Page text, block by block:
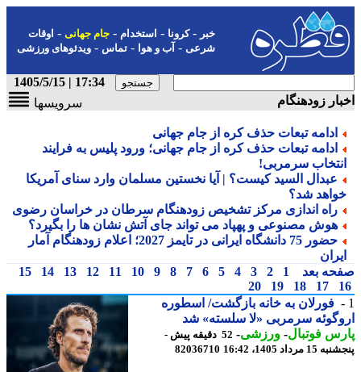
-کرونا-استخدام- جام جهانی-اوقات
شرعی-آب و هوا-تماس-ویدئوهای ورزشی
17:34 | 1405/5/15
زودهنگام
سرویسها
ادامه تبعات حذف کره از جام جهانی
ادامه تبعات حذف کره از جام جهانی؛ ورود پلیس به فرایند
سرمربی!
عبدال السید کیست؟ | آیا نخستین مسلمان وارد سنای آمریکا
شد؟
راه اندازی مرکز تشخیص زودهنگام سرطان در خراسان رضوی
هوش مصنوعی و پهپاد می تواند جای آتش نشان ها را بگیرد؟
حضور 75 دانشگاه ایرانی در تایمز 2027؛ اعلام زودهنگام آمار
بعد
1
2
3
4
5
6
7
8
9
10
11
12
13
14
15
17
18
19
20
فورلان به خانه بازگشت/ اسطوره
سرمربی «لا سلسته» شد
فوتبال-ورزشی-
52 دقیقه پیش -
1405، 16:42
82036710